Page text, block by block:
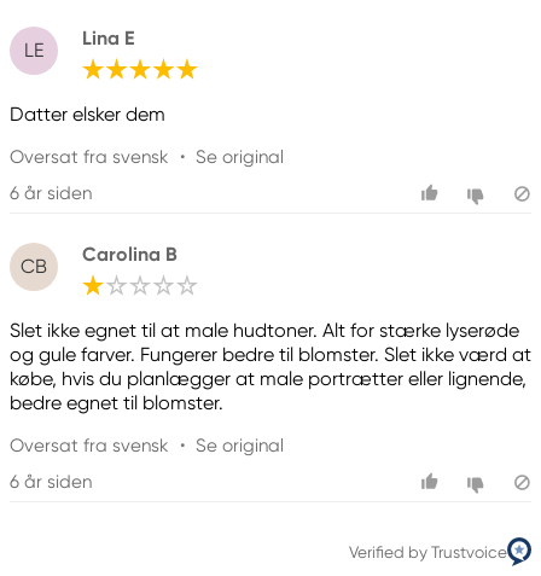
LE
Lina E
Datter elsker dem
Oversat fra svensk • Se original
6 år siden
CB
Carolina B
Slet ikke egnet til at male hudtoner. Alt for stærke lyserøde
og gule farver. Fungerer bedre til blomster. Slet ikke værd at
købe, hvis du planlægger at male portrætter eller lignende,
bedre egnet til blomster.
Oversat fra svensk • Se original
6 år siden
Verified by Trustvoice